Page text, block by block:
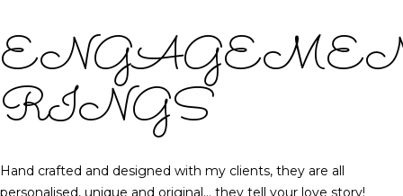
RINGS
Hand crafted and designed with my clients, they are all
personalised, unique and original… they tell your love story!